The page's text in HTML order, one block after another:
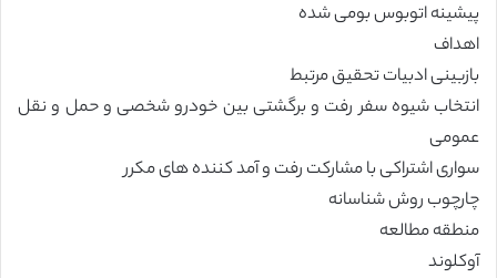
پیشینه اتوبوس بومی شده
اهداف
بازبینی ادبیات تحقیق مرتبط
انتخاب شیوه سفر رفت و برگشتی بین خودرو شخصی و حمل و نقل
عمومی
سواری اشتراکی با مشارکت رفت و آمد کننده های مکرر
چارچوب روش شناسانه
منطقه مطالعه
آوکلوند